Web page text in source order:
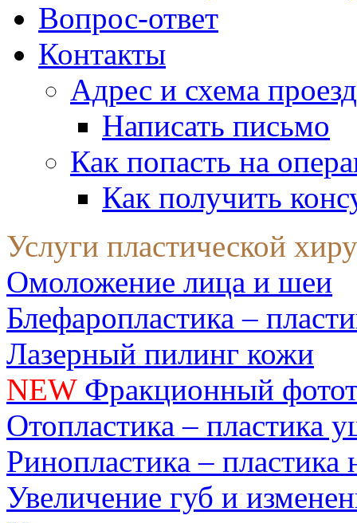
Вопрос-ответ
Контакты
Адрес и схема
Написать письмо
Как попасть на
Как получить
Услуги пластической
Омоложение лица и шеи
Блефаропластика –
Лазерный пилинг кожи
NEWФракционный
Отопластика – пластика
Ринопластика – пластика
Увеличение губ и